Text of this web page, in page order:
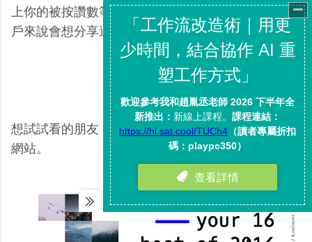
上你的被按讚數等簡單統計，或許對於 Instagram 用
戶來說會想分享這樣一張年度回顧照。
想試試看的朋友，只要進入「#16bestof16」這個
網站。